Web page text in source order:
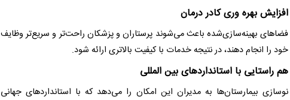
افزایش بهره‌ وری کادر درمان
فضاهای بهینه‌سازی‌شده باعث می‌شوند پرستاران و پزشکان راحت‌تر و سریع‌تر وظایف
خود را انجام دهند، در نتیجه خدمات با کیفیت بالاتری ارائه شود.
هم ‌راستایی با استانداردهای بین ‌المللی
نوسازی بیمارستان‌ها به مدیران این امکان را می‌دهد که با استانداردهای جهانی